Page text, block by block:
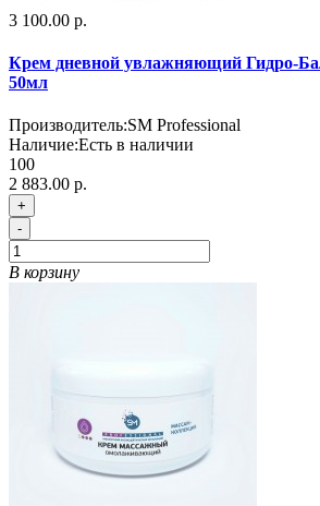
3 100.00 р.
Крем дневной увлажняющий Гидро-
50мл
Производитель:SM Professional
Наличие:Есть в наличии
100
2 883.00 р.
+
-
В корзину